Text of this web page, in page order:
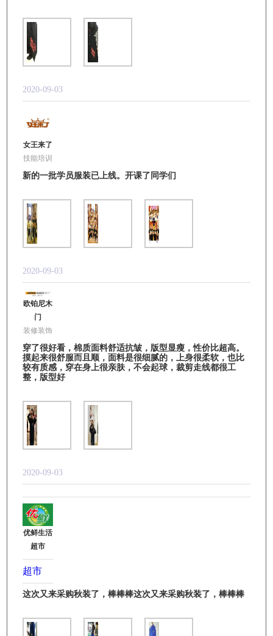
2020-09-03
女王来了
技能培训
新的一批学员服装已上线。开课了同学们
2020-09-03
欧铂尼木
门
装修装饰
穿了很好看，棉质面料舒适抗皱，版型显瘦，性价比超高。
摸起来很舒服而且顺，面料是很细腻的，上身很柔软，也比
较有质感，穿在身上很亲肤，不会起球，裁剪走线都很工
整，版型好
2020-09-03
优鲜生活
超市
超市
这次又来采购秋装了，棒棒棒这次又来采购秋装了，棒棒棒